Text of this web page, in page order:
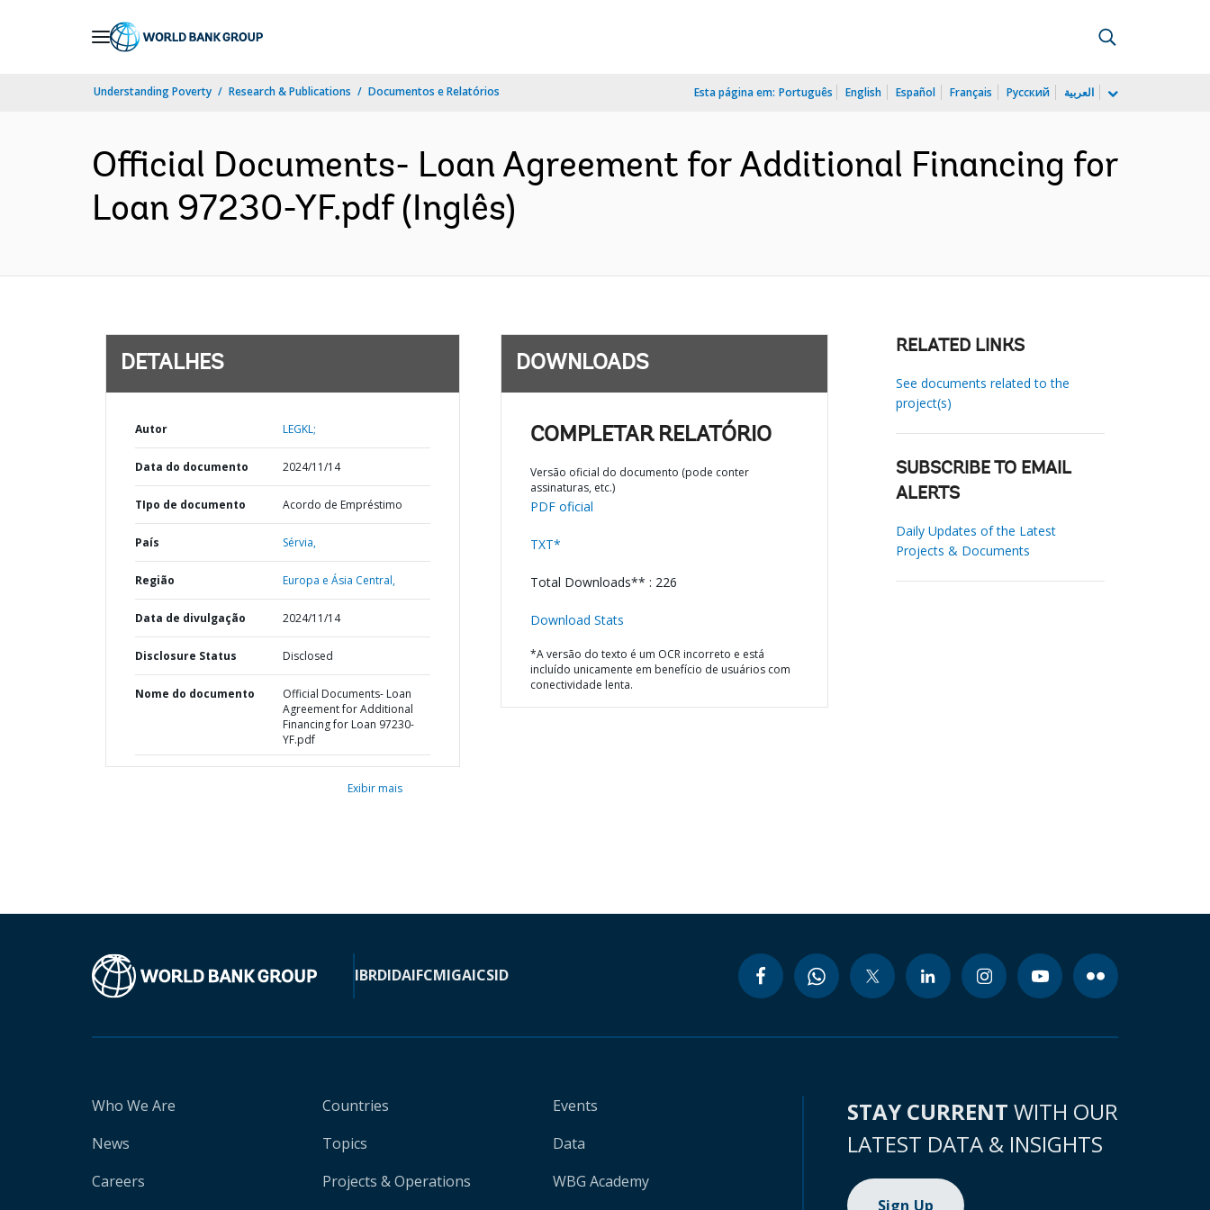
Understanding Poverty Research & Publications Documentos e Relatórios Esta página em: Português English Español Français Русский العربية
Official Documents- Loan Agreement for Additional Financing for
Loan 97230-YF.pdf (Inglês)
DETALHES
Autor LEGKL;
Data do documento 2024/11/14
TIpo de documento Acordo de Empréstimo
País Sérvia,
Região Europa e Ásia Central,
Data de divulgação 2024/11/14
Disclosure Status Disclosed
Nome do documento
Official Documents- Loan
Agreement for Additional
Financing for Loan 97230-
YF.pdf
Exibir mais
DOWNLOADS
COMPLETAR RELATÓRIO
Versão oficial do documento (pode conter
assinaturas, etc.)
PDF oficial
TXT*
Total Downloads** : 226
Download Stats
*A versão do texto é um OCR incorreto e está
incluído unicamente em benefício de usuários com
conectividade lenta.
RELATED LINKS
See documents related to the
project(s)
SUBSCRIBE TO EMAIL
ALERTS
Daily Updates of the Latest
Projects & Documents
IBRDIDAIFCMIGAICSID
Who We Are
News
Careers
Countries
Topics
Projects & Operations
Events
Data
WBG Academy
STAY CURRENT WITH OUR
LATEST DATA & INSIGHTS
Sign Up